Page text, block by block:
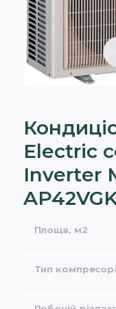
Electric
Inverter
Площа, м2
Тип